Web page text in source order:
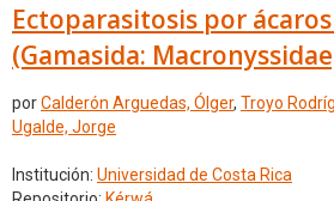
Ectoparasitosis por
(Gamasida:
porCalderón Arguedas, Ólger, Troyo
Ugalde, Jorge
Institución: Universidad de Costa Rica